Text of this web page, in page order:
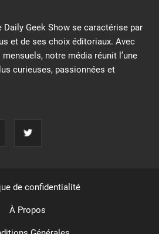
Daily Geek Show se caractérise par
et de ses choix éditoriaux. Avec
notre média réunit l’une
curieuses, passionnées et
de confidentialité
À Propos